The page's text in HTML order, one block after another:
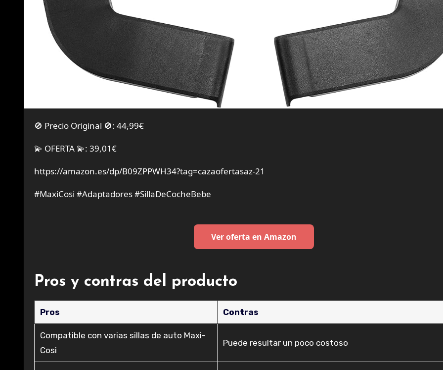
🚫 Precio Original 🚫: 44,99€
💫 OFERTA 💫: 39,01€
https://amazon.es/dp/B09ZPPWH34?tag=cazaofertasaz-21
#MaxiCosi #Adaptadores #SillaDeCocheBebe
Ver oferta en Amazon
Pros y contras del producto
Pros Contras
Compatible con varias sillas de auto Maxi-
Cosi
Puede resultar un poco costoso